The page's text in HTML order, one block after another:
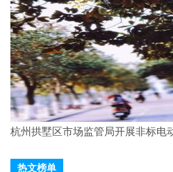
杭州拱墅区市场监管局开展非标电
热文榜单